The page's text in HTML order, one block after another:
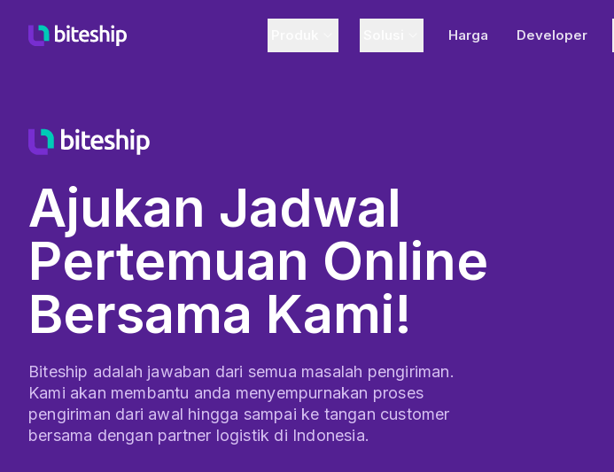
Harga Developer
Ajukan Jadwal
Pertemuan Online
Bersama Kami!
Biteship adalah jawaban dari semua masalah pengiriman.
Kami akan membantu anda menyempurnakan proses
pengiriman dari awal hingga sampai ke tangan customer
bersama dengan partner logistik di Indonesia.